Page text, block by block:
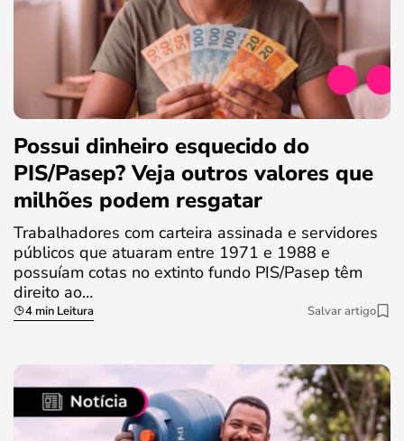
Possui dinheiro esquecido do
PIS/Pasep? Veja outros valores que
milhões podem resgatar
Trabalhadores com carteira assinada e servidores
públicos que atuaram entre 1971 e 1988 e
possuíam cotas no extinto fundo PIS/Pasep têm
direito ao…
4 min Leitura Salvar artigo